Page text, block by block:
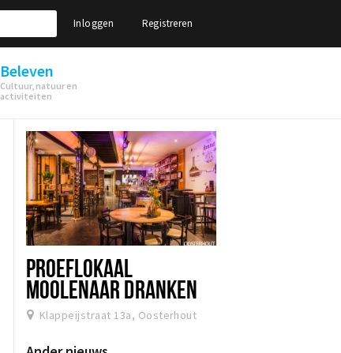
Inloggen Registreren
Beleven
Cultuur, natuur en
activiteiten
PROEFLOKAAL
MOOLENAAR DRANKEN
EN PLANKEN
Klappeijstraat 13a, Oosterhout